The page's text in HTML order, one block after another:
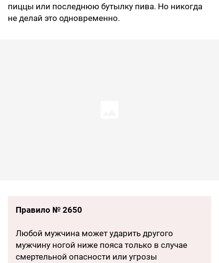
пиццы или последнюю бутылку пива. Но никогда
не делай это одновременно.
Правило № 2650
Любой мужчина может ударить другого
мужчину ногой ниже пояса только в случае
смертельной опасности или угрозы